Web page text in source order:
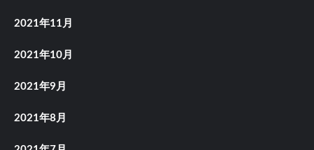
2021年11月
2021年10月
2021年9月
2021年8月